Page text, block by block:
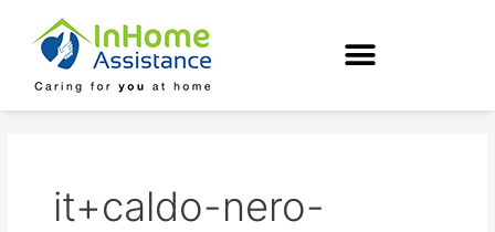
content
it+caldo-nero-